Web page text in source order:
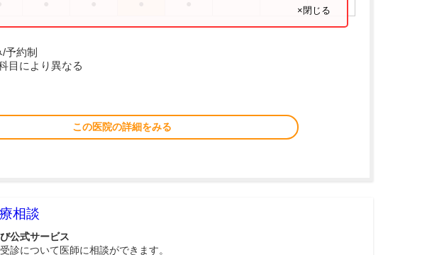
×閉じる
予約制
目により異なる
この医院の詳細をみる
相談
公式サービス
診について医師に相談ができます。